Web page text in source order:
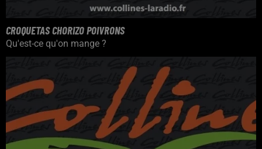
CROQUETAS CHORIZO POIVRONS
Qu'est-ce qu'on mange ?